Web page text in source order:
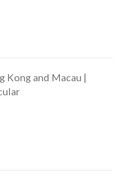
Kong and Macau |